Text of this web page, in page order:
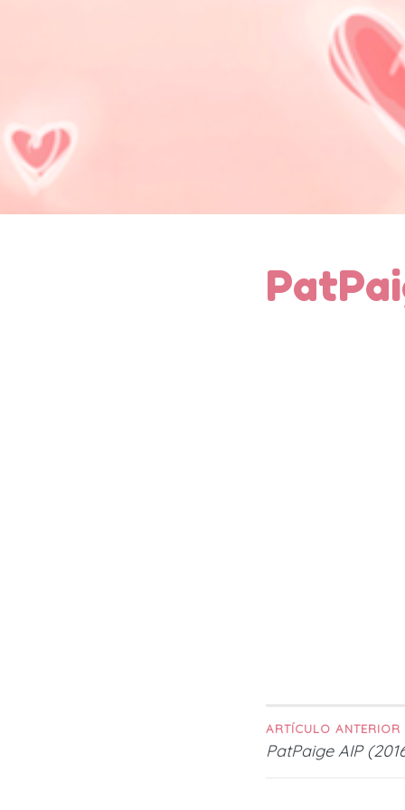
ARTÍCULO ANTERIOR
PatPaige AIP